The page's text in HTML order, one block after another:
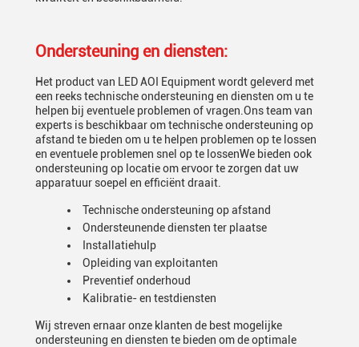
Ondersteuning en diensten:
Het product van LED AOI Equipment wordt geleverd met
een reeks technische ondersteuning en diensten om u te
helpen bij eventuele problemen of vragen.Ons team van
experts is beschikbaar om technische ondersteuning op
afstand te bieden om u te helpen problemen op te lossen
en eventuele problemen snel op te lossenWe bieden ook
ondersteuning op locatie om ervoor te zorgen dat uw
apparatuur soepel en efficiënt draait.
Technische ondersteuning op afstand
Ondersteunende diensten ter plaatse
Installatiehulp
Opleiding van exploitanten
Preventief onderhoud
Kalibratie- en testdiensten
Wij streven ernaar onze klanten de best mogelijke
ondersteuning en diensten te bieden om de optimale